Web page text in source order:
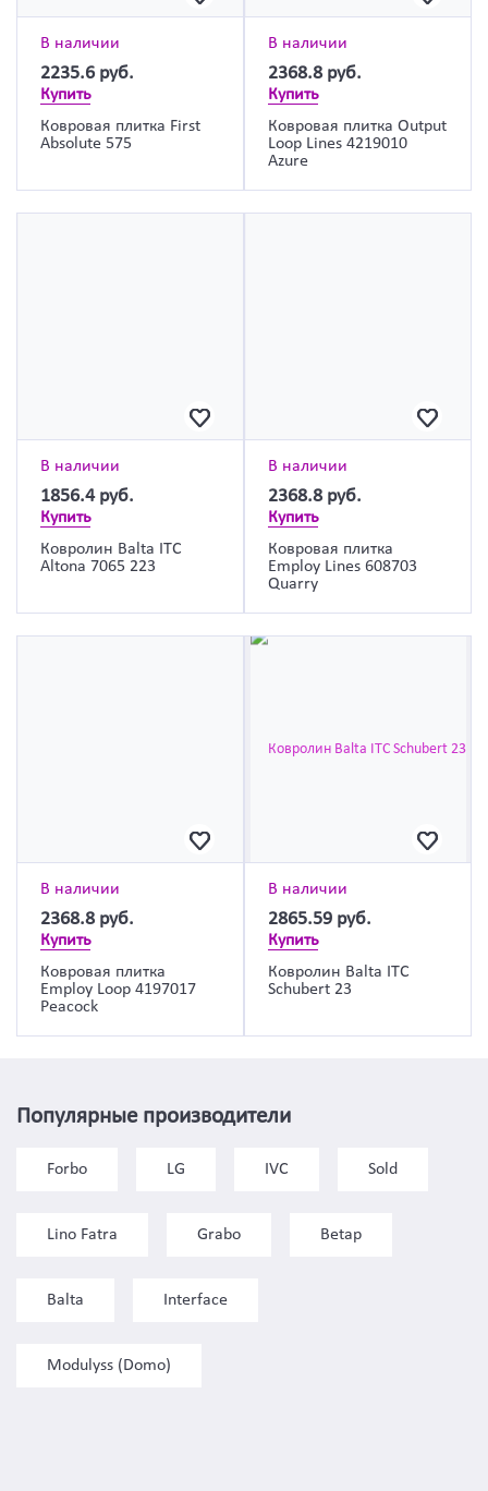
В наличии
2235.6 руб.
Купить
Ковровая плитка First
Absolute 575
В наличии
2368.8 руб.
Купить
Ковровая плитка Output
Loop Lines 4219010
Azure
В наличии
1856.4 руб.
Купить
Ковролин Balta ITC
Altona 7065 223
В наличии
2368.8 руб.
Купить
Ковровая плитка
Employ Lines 608703
Quarry
В наличии
2368.8 руб.
Купить
Ковровая плитка
Employ Loop 4197017
Peacock
В наличии
2865.59 руб.
Купить
Ковролин Balta ITC
Schubert 23
Популярные производители
Forbo LG IVC Sold
Lino Fatra Grabo Betap
Balta Interface
Modulyss (Domo)